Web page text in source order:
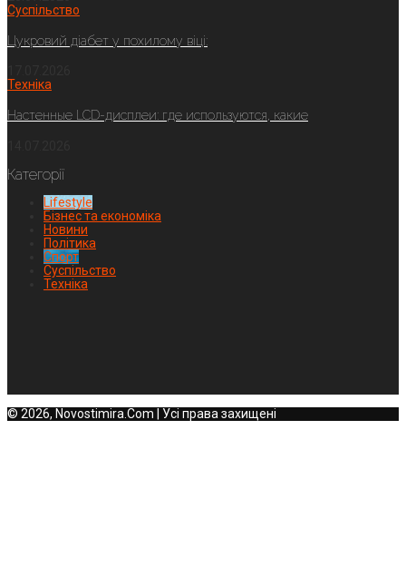
Суспільство
Цукровий діабет у похилому віці:
Техніка
Настенные LCD-дисплеи: где используются, какие
Категорії
Lifestyle
Бізнес та економіка
Новини
Політика
Спорт
Суспільство
Техніка
© 2026, Novostimira.Com | Усі права захищені